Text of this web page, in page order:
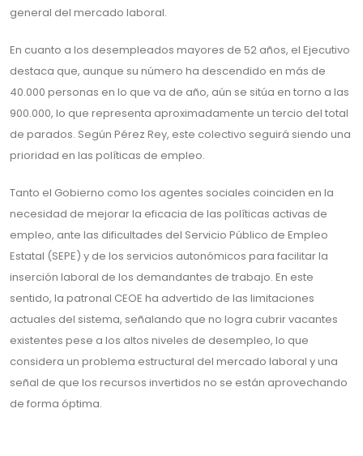
general del mercado laboral.
En cuanto a los desempleados mayores de 52 años, el Ejecutivo
destaca que, aunque su número ha descendido en más de
40.000 personas en lo que va de año, aún se sitúa en torno a las
900.000, lo que representa aproximadamente un tercio del total
de parados. Según Pérez Rey, este colectivo seguirá siendo una
prioridad en las políticas de empleo.
Tanto el Gobierno como los agentes sociales coinciden en la
necesidad de mejorar la eficacia de las políticas activas de
empleo, ante las dificultades del Servicio Público de Empleo
Estatal (SEPE) y de los servicios autonómicos para facilitar la
inserción laboral de los demandantes de trabajo. En este
sentido, la patronal CEOE ha advertido de las limitaciones
actuales del sistema, señalando que no logra cubrir vacantes
existentes pese a los altos niveles de desempleo, lo que
considera un problema estructural del mercado laboral y una
señal de que los recursos invertidos no se están aprovechando
de forma óptima.